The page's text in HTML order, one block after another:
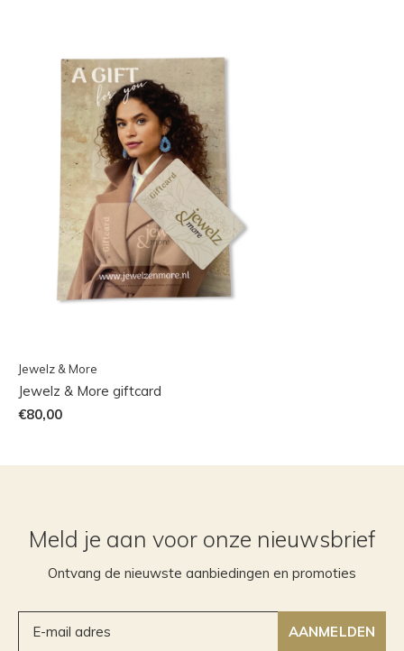
Jewelz & More
Jewelz & More giftcard
€80,00
Meld je aan voor onze nieuwsbrief
Ontvang de nieuwste aanbiedingen en promoties
AANMELDEN